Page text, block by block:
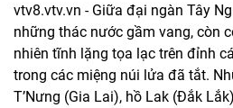
vtv8.vtv.vn - Giữa đại ngàn Tây
những thác nước gầm vang, còn
nhiên tĩnh lặng tọa lạc trên đỉnh
trong các miệng núi lửa đã tắt.
T’Nưng (Gia Lai), hồ Lak (Đắk